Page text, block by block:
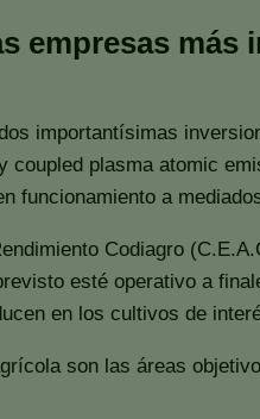
empresas más
importantísimas
plasma atomic
funcionamiento a
Codiagro
esté operativo a
en los cultivos de
son las áreas